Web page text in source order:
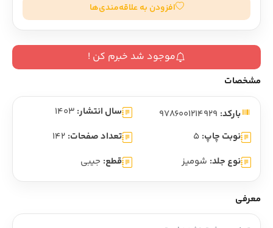
افزودن به علاقه‌مندی‌ها
موجود شد خبرم کن !
مشخصات
بارکد: سال انتشار: 1403
نوبت چاپ: 5 تعداد صفحات: 142
نوع جلد: شومیز قطع: جیبی
معرفی